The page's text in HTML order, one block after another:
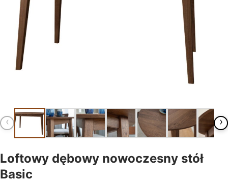
‹ ›
Loftowy dębowy nowoczesny stół
Basic